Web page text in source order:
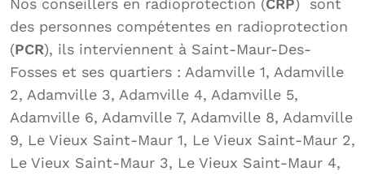
des personnes compétentes en radioprotection
(PCR), ils interviennent à Saint-Maur-Des-
Fosses et ses quartiers : Adamville 1, Adamville
2, Adamville 3, Adamville 4, Adamville 5,
Adamville 6, Adamville 7, Adamville 8, Adamville
9, Le Vieux Saint-Maur 1, Le Vieux Saint-Maur 2,
Le Vieux Saint-Maur 3, Le Vieux Saint-Maur 4,